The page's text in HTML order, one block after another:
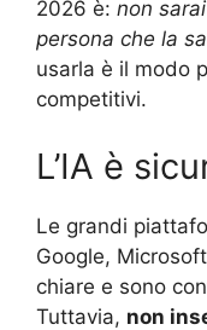
2026 è: non
persona che la
usarla è il modo
competitivi.
L’IA è
Le grandi
Google,
chiare e sono
Tuttavia, non